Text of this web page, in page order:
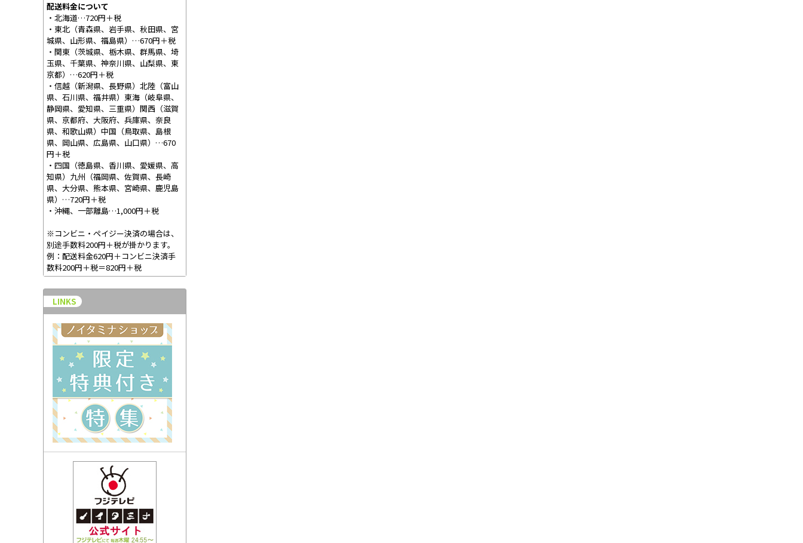
配送料金について
・北海道…720円＋税
・東北（青森県、岩手県、秋田県、宮
城県、山形県、福島県）…670円＋税
・関東（茨城県、栃木県、群馬県、埼
玉県、千葉県、神奈川県、山梨県、東
京都）…620円＋税
・信越（新潟県、長野県）北陸（富山
県、石川県、福井県）東海（岐阜県、
静岡県、愛知県、三重県）関西（滋賀
県、京都府、大阪府、兵庫県、奈良
県、和歌山県）中国（鳥取県、島根
県、岡山県、広島県、山口県）…670
円＋税
・四国（徳島県、香川県、愛媛県、高
知県）九州（福岡県、佐賀県、長崎
県、大分県、熊本県、宮崎県、鹿児島
県）…720円＋税
・沖縄、一部離島…1,000円＋税
※コンビニ・ペイジー決済の場合は、
別途手数料200円＋税が掛かります。
例：配送料金620円＋コンビニ決済手
数料200円＋税＝820円＋税
LINKS